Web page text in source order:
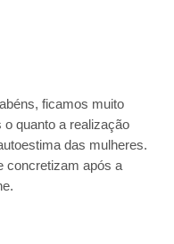
ficamos muito
quanto a realização
das mulheres.
concretizam após a